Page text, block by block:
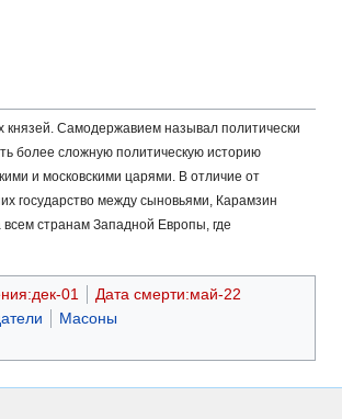
князей. Самодержавием называл политически
более сложную политическую историю
и московскими царями. В отличие от
государство между сыновьями, Карамзин
странам Западной Европы, где
01
Дата смерти:май-22
Масоны